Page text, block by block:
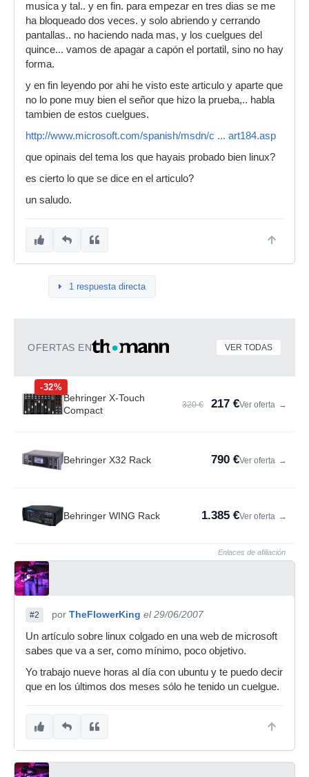
musica y tal.. y en fin. para empezar en tres dias se me
ha bloqueado dos veces. y solo abriendo y cerrando
pantallas.. no haciendo nada mas, y los cuelgues del
quince... vamos de apagar a capón el portatil, sino no hay
forma.
y en fin leyendo por ahi he visto este articulo y aparte que
no lo pone muy bien el señor que hizo la prueba,.. habla
tambien de estos cuelgues.
http://www.microsoft.com/spanish/msdn/c ... art184.asp
que opinais del tema los que hayais probado bien linux?
es cierto lo que se dice en el articulo?
un saludo.
1 respuesta directa
OFERTAS EN VER TODAS
-32%
Behringer X-Touch
Compact
320 € 217 €Ver oferta →
Behringer X32 Rack 790 €Ver oferta →
Behringer WING Rack 1.385 €Ver oferta →
Enlaces de afiliación
#2 por TheFlowerKing el 29/06/2007
Un artículo sobre linux colgado en una web de microsoft
sabes que va a ser, como mínimo, poco objetivo.
Yo trabajo nueve horas al día con ubuntu y te puedo decir
que en los últimos dos meses sólo he tenido un cuelgue.